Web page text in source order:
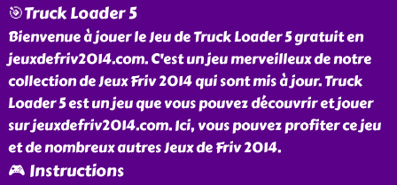
🎯Truck Loader 5
Bienvenue à jouer le Jeu de Truck Loader 5 gratuit en
jeuxdefriv2014.com. C'est un jeu merveilleux de notre
collection de Jeux Friv 2014 qui sont mis à jour. Truck
Loader 5 est un jeu que vous pouvez découvrir et jouer
sur jeuxdefriv2014.com. Ici, vous pouvez profiter ce jeu
et de nombreux autres Jeux de Friv 2014.
🎮 Instructions